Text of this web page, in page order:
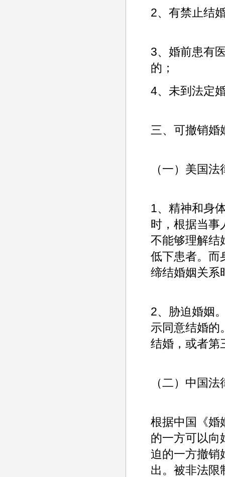
2、有禁止结
3、婚前患有
的；
4、未到法定
三、可撤销婚
（一）美国
1、精神和身
时，根据当事
不能够理解结
低下患者。而
缔结婚姻关系
2、胁迫婚姻
示同意结婚的
结婚，或者第
（二）中国
根据中国《婚
的一方可以向
迫的一方撤销
出。被非法限